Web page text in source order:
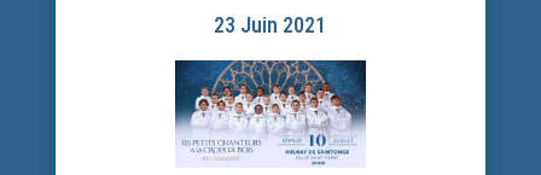
23 Juin 2021